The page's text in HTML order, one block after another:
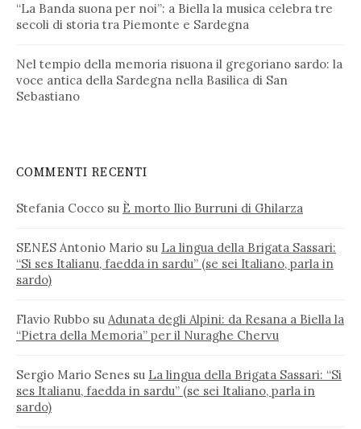
“La Banda suona per noi”: a Biella la musica celebra tre
secoli di storia tra Piemonte e Sardegna
Nel tempio della memoria risuona il gregoriano sardo: la
voce antica della Sardegna nella Basilica di San
Sebastiano
COMMENTI RECENTI
Stefania Cocco su È morto Ilio Burruni di Ghilarza
SENES Antonio Mario su La lingua della Brigata Sassari:
“Si ses Italianu, faedda in sardu” (se sei Italiano, parla in
sardo)
Flavio Rubbo su Adunata degli Alpini: da Resana a Biella la
“Pietra della Memoria” per il Nuraghe Chervu
Sergio Mario Senes su La lingua della Brigata Sassari: “Si
ses Italianu, faedda in sardu” (se sei Italiano, parla in
sardo)